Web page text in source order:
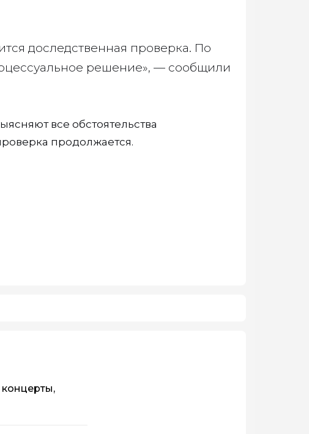
доследственная проверка. По
решение», — сообщили
все обстоятельства
продолжается.